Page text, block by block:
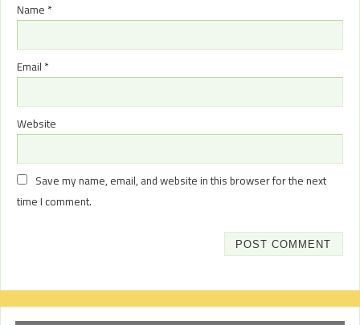
Name *
Email *
Website
Save my name, email, and website in this browser for the next
time I comment.